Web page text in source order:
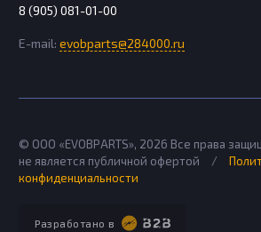
8 (905) 081-01-00
E-mail: evobparts@284000.ru
Разработано в
© ООО «EVOBPARTS», 2026 Все права
не является публичной офертой
/
конфиденциальности